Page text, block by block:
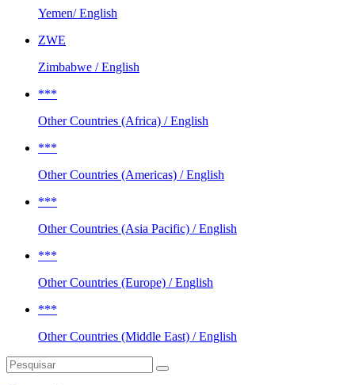
Yemen/ English
ZWE
Zimbabwe / English
***
Other Countries (Africa) / English
***
Other Countries (Americas) / English
***
Other Countries (Asia Pacific) / English
***
Other Countries (Europe) / English
***
Other Countries (Middle East) / English